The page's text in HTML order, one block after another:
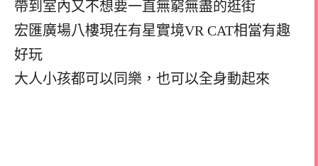
帶到室內又不想要一直無窮無盡的逛街
宏匯廣場八樓現在有星實境VR CAT相當有趣
好玩
大人小孩都可以同樂，也可以全身動起來